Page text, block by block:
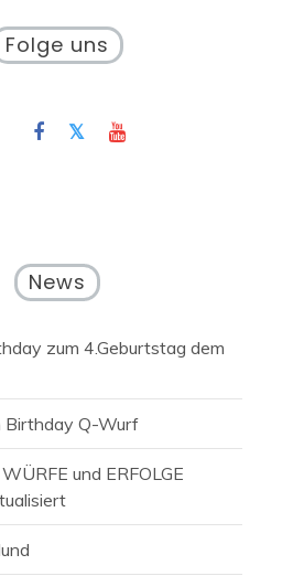
Folge uns
News
zum 4.Geburtstag dem
Birthday Q-Wurf
und ERFOLGE